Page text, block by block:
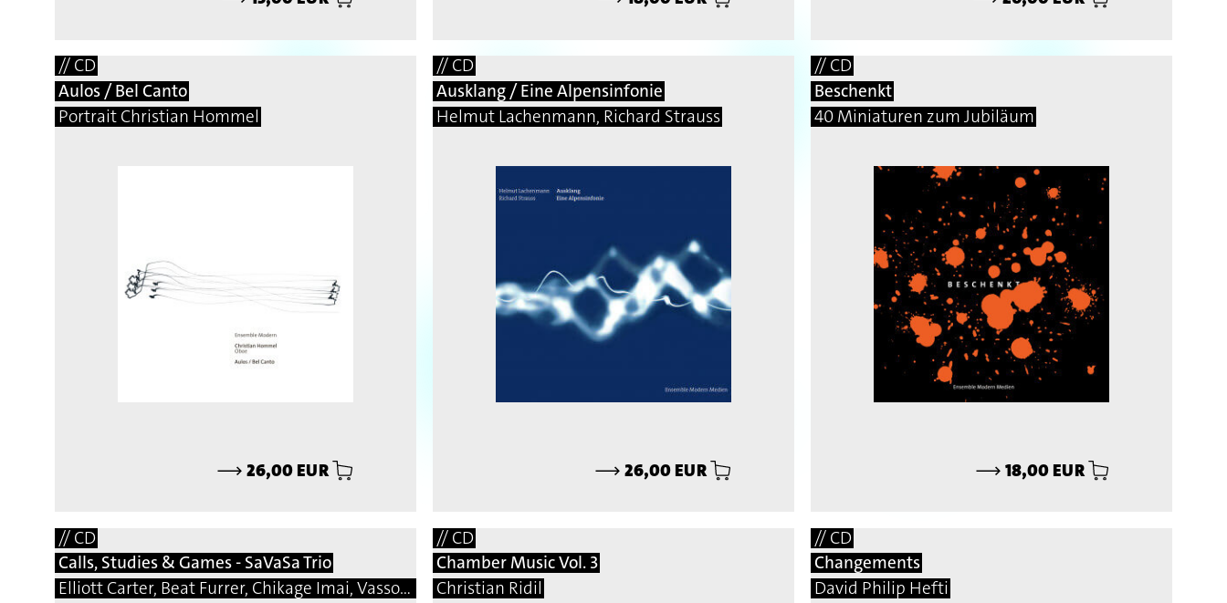
// CD
Aulos / Bel Canto
Portrait Christian Hommel
⟶ 26,00 EUR
// CD
Ausklang / Eine Alpensinfonie
Helmut Lachenmann, Richard Strauss
⟶ 26,00 EUR
// CD
Beschenkt
40 Miniaturen zum Jubiläum
⟶ 18,00 EUR
// CD
Calls, Studies & Games - SaVaSa Trio
Elliott Carter, Beat Furrer, Chikage Imai, Vassos Nicolaou, Matej Bonin, Bernhard Gander, Manfred Trojahn, Vito Žuraj, Marcelo Perticone, Steingrimur Rohloff, Márton Illés, Natalio Sued, Damon Thomas Lee, Hermann Kretzschmar, Martin Matalon, Adalberto Vidal
// CD
Chamber Music Vol. 3
Christian Ridil
// CD
Changements
David Philip Hefti